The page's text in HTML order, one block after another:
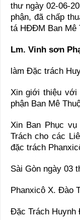
thư ngày 02-06-
phận, đã chấp
tá HĐĐM Ban Mê
Lm. Vinh sơn
làm Đặc trách
Xin giới thiệu với
phận Ban Mê
Xin Ban Phục
Trách cho các
đặc trách
Sài Gòn ngày 03
Phanxicô X. Đào
Đặc Trách Huynh